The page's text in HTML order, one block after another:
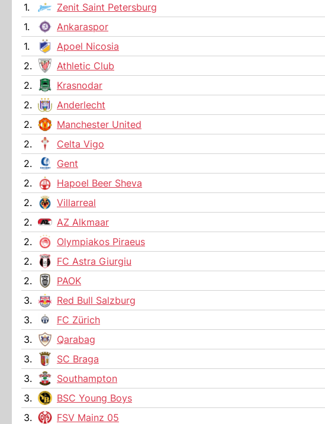
1.
Zenit Saint Petersburg
1.
Ankaraspor
1.
Apoel Nicosia
2.
Athletic Club
2.
Krasnodar
2.
Anderlecht
2.
Manchester United
2.
Celta Vigo
2.
Gent
2.
Hapoel Beer Sheva
2.
Villarreal
2.
AZ Alkmaar
2.
Olympiakos Piraeus
2.
FC Astra Giurgiu
2.
PAOK
3.
Red Bull Salzburg
3.
FC Zürich
3.
Qarabag
3.
SC Braga
3.
Southampton
3.
BSC Young Boys
3.
FSV Mainz 05